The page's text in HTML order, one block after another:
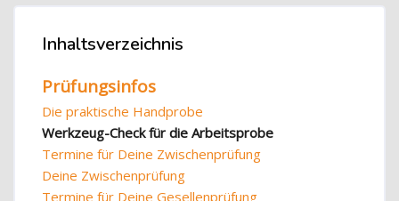
Inhaltsverzeichnis überspringen
Inhaltsverzeichnis
Prüfungsinfos
Die praktische Handprobe
Werkzeug-Check für die Arbeitsprobe
Termine für Deine Zwischenprüfung
Deine Zwischenprüfung
Termine für Deine Gesellenprüfung